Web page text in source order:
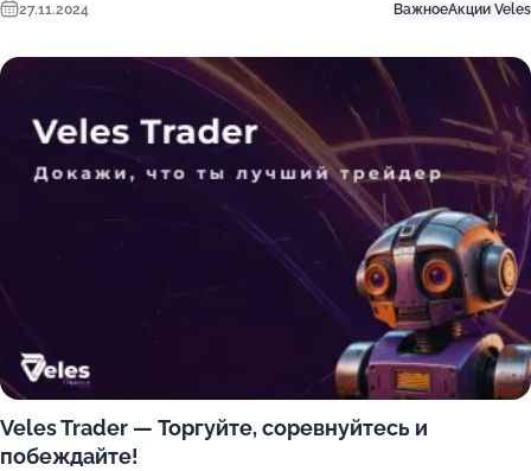
27.11.2024 ВажноеАкции Veles
Veles Trader — Торгуйте, соревнуйтесь и
побеждайте!